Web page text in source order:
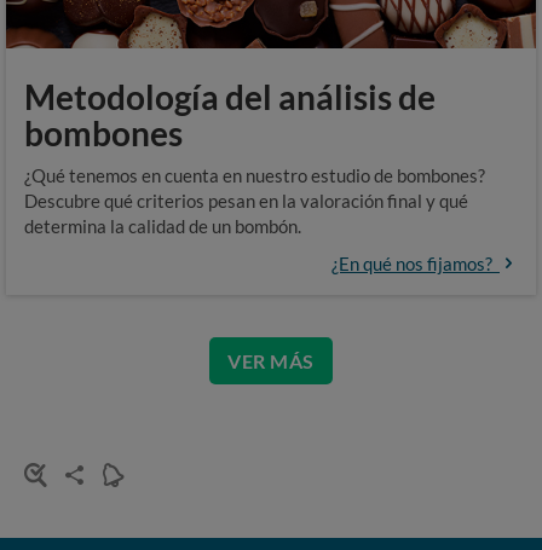
Metodología del análisis de
bombones
¿Qué tenemos en cuenta en nuestro estudio de bombones?
Descubre qué criterios pesan en la valoración final y qué
determina la calidad de un bombón.
¿En qué nos fijamos?
VER MÁS